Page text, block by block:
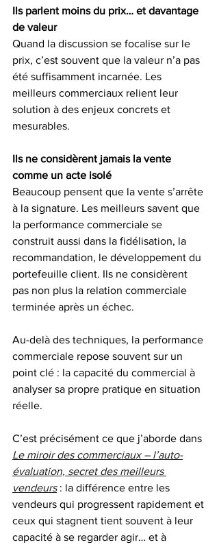
Ils parlent moins du prix… et davantage
de valeur
Quand la discussion se focalise sur le
prix, c’est souvent que la valeur n’a pas
été suffisamment incarnée. Les
meilleurs commerciaux relient leur
solution à des enjeux concrets et
mesurables.
Ils ne considèrent jamais la vente
comme un acte isolé
Beaucoup pensent que la vente s’arrête
à la signature. Les meilleurs savent que
la performance commerciale se
construit aussi dans la fidélisation, la
recommandation, le développement du
portefeuille client. Ils ne considèrent
pas non plus la relation commerciale
terminée après un échec.
Au-delà des techniques, la performance
commerciale repose souvent sur un
point clé : la capacité du commercial à
analyser sa propre pratique en situation
réelle.
C’est précisément ce que j’aborde dans
Le miroir des commerciaux – l’auto-
évaluation, secret des meilleurs
vendeurs : la différence entre les
vendeurs qui progressent rapidement et
ceux qui stagnent tient souvent à leur
capacité à se regarder agir… et à